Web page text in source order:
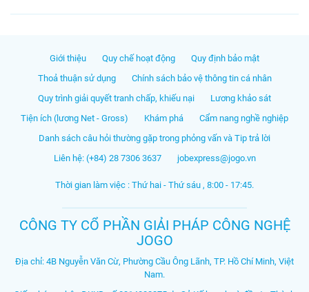
Giới thiệu Quy chế hoạt động
Quy định bảo mật
Thoả thuận sử dụng
Chính sách bảo vệ thông tin cá nhân
Quy trình giải quyết tranh chấp, khiếu nại
Lương khảo sát
Tiện ích (lương Net - Gross)
Khám phá
Cẩm nang nghề nghiệp
Danh sách câu hỏi thường gặp trong phỏng vấn và Tip trả lời
Liên hệ: (+84) 28 7306 3637
jobexpress@jogo.vn
Thời gian làm việc : Thứ hai - Thứ sáu , 8:00 - 17:45.
CÔNG TY CỔ PHẦN GIẢI PHÁP CÔNG NGHỆ
JOGO
Địa chỉ: 4B Nguyễn Văn Cừ, Phường Cầu Ông Lãnh, TP. Hồ Chí Minh, Việt
Nam.